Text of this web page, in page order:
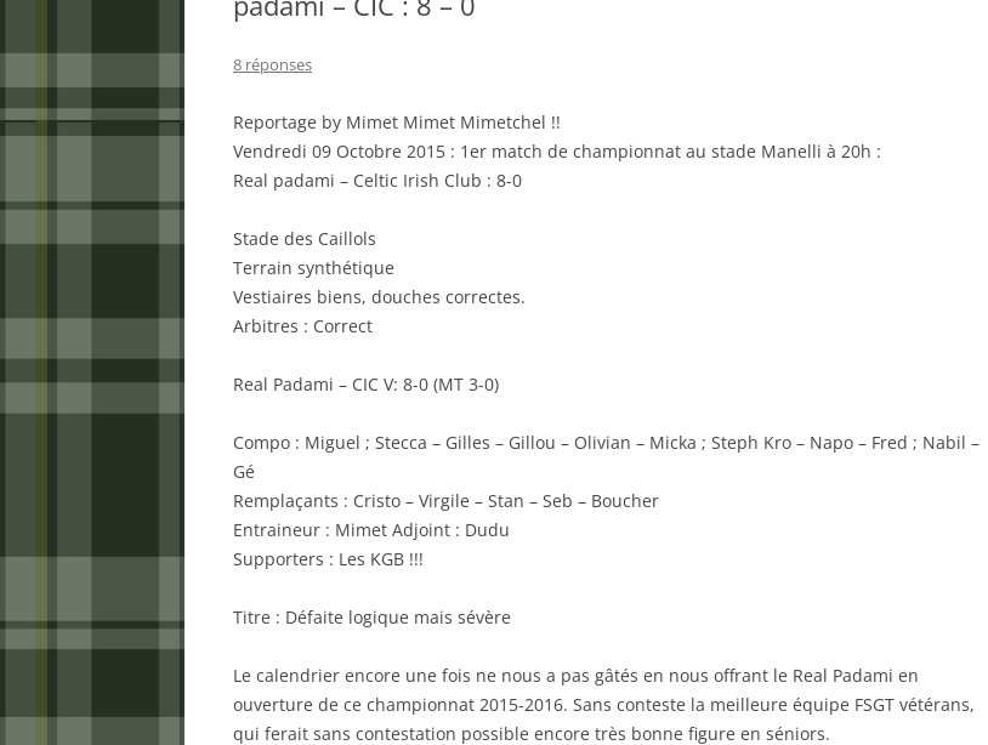
8 réponses
Reportage by Mimet Mimet Mimetchel !!
Vendredi 09 Octobre 2015 : 1er match de championnat au stade Manelli à 20h :
Real padami – Celtic Irish Club : 8-0
Stade des Caillols
Terrain synthétique
Vestiaires biens, douches correctes.
Arbitres : Correct
Real Padami – CIC V: 8-0 (MT 3-0)
Compo : Miguel ; Stecca – Gilles – Gillou – Olivian – Micka ; Steph Kro – Napo – Fred ; Nabil –
Gé
Remplaçants : Cristo – Virgile – Stan – Seb – Boucher
Entraineur : Mimet Adjoint : Dudu
Supporters : Les KGB !!!
Titre : Défaite logique mais sévère
Le calendrier encore une fois ne nous a pas gâtés en nous offrant le Real Padami en
ouverture de ce championnat 2015-2016. Sans conteste la meilleure équipe FSGT vétérans,
qui ferait sans contestation possible encore très bonne figure en séniors.